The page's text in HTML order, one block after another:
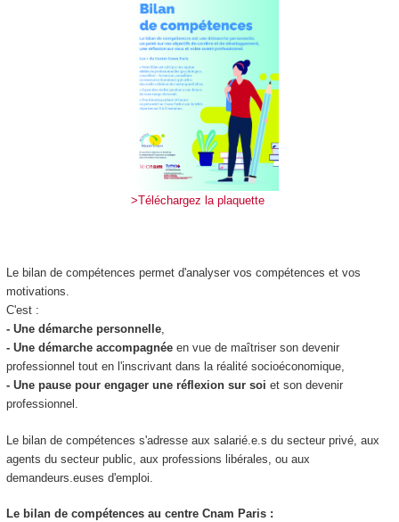
>Téléchargez la plaquette
Le bilan de compétences permet d'analyser vos compétences et vos
motivations.
C'est :
- Une démarche personnelle,
- Une démarche accompagnéeen vue de maîtriser son devenir
professionnel tout en l'inscrivant dans la réalité socio­économique,
- Une pause pour engager une réflexion sur soi et son devenir
professionnel.
Le bilan de compétences s'adresse aux salarié.e.s du secteur privé, aux
agents du secteur public, aux professions libérales, ou aux
demandeurs.euses d'emploi.
Le bilan de compétences au centre Cnam Paris :